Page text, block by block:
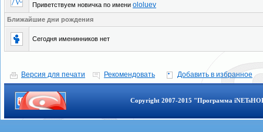
Приветствуем новичка по имени ololuev
Ближайшие дни рождения
Сегодня именинников нет
Версия для печати Рекомендовать Добавить в избранное
Copyright 2007-2015 "Программа